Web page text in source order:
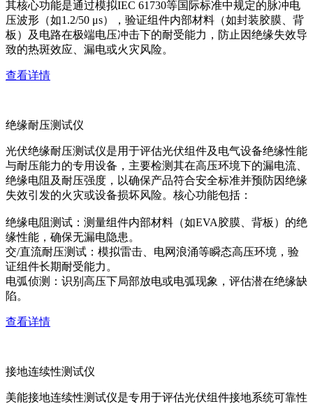
其核心功能是通过模拟IEC 61730等国际标准中规定的脉冲电
压波形（如1.2/50 μs），验证组件内部材料（如封装胶膜、背
板）及电路在极端电压冲击下的耐受能力，防止因绝缘失效导
致的热斑效应、漏电或火灾风险。
查看详情
绝缘耐压测试仪
光伏绝缘耐压测试仪是用于评估光伏组件及电气设备绝缘性能
与耐压能力的专用设备，主要检测其在高压环境下的漏电流、
绝缘电阻及耐压强度，以确保产品符合安全标准并预防因绝缘
失效引发的火灾或设备损坏风险。核心功能包括：
绝缘电阻测试：测量组件内部材料（如EVA胶膜、背板）的绝
缘性能，确保无漏电隐患。
交/直流耐压测试：模拟雷击、电网浪涌等瞬态高压环境，验
证组件长期耐受能力。
电弧侦测：识别高压下局部放电或电弧现象，评估潜在绝缘缺
陷。
查看详情
接地连续性测试仪
美能接地连续性测试仪是专用于评估光伏组件接地系统可靠性